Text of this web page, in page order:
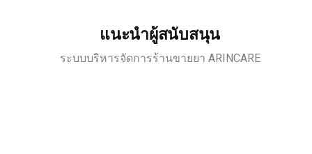
แนะนำผู้สนับสนุน
ระบบบริหารจัดการร้านขายยา ARINCARE